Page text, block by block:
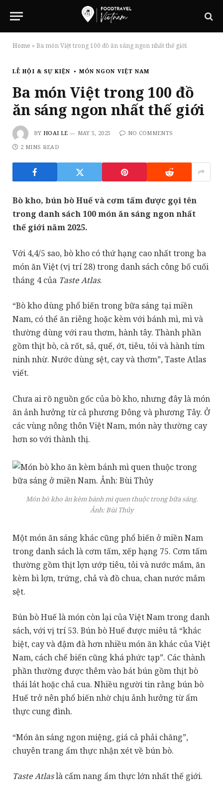
Home » Ba món Việt trong 100 đồ ăn sáng ngon nhất thế giới
LỄ HỘI & SỰ KIỆN MÓN NGON VIỆT NAM
Ba món Việt trong 100 đồ
ăn sáng ngon nhất thế giới
BY HOAI LE MAY 5, 2025
NO COMMENTS
2 MINS READ
Bò kho, bún bò Huế và cơm tấm được gọi tên
trong danh sách 100 món ăn sáng ngon nhất
thế giới năm 2025.
Với 4,4/5 sao, bò kho có thứ hạng cao nhất trong ba
món ăn Việt (vị trí 28) trong danh sách công bố cuối
tháng 4 của Taste Atlas.
“Bò kho dùng phổ biến trong bữa sáng tại miền
Nam, có thể ăn riêng hoặc kèm với bánh mì, mì và
thường dùng với rau thơm, hành tây. Thành phần
gồm thịt bò, cà rốt, sả, quế, ớt, tiêu, tỏi và hành tím
ninh nhừ. Nước dùng sệt, cay và thơm”, Taste Atlas
viết.
Chưa ai rõ nguồn gốc của bò kho, nhưng đây là món
ăn ảnh hưởng từ cả phương Đông và phương Tây. Ở
các vùng nông thôn Việt Nam, món này thường cay
hơn so với thành thị.
Món bò kho ăn kèm bánh mì quen thuộc trong bữa sáng.
Ảnh:Bùi Thủy
Một món ăn sáng khác cũng phổ biến ở miền Nam
trong danh sách là cơm tấm, xếp hạng 75. Cơm tấm
thường gồm thịt lợn ướp tiêu, tỏi và nước mắm, ăn
kèm bì lợn, trứng, chả và đồ chua, chan nước mắm
sệt.
Bún bò Huế là món còn lại của Việt Nam trong danh
sách, với vị trí 53. Bún bò Huế được miêu tả “khác
biệt, cay và đậm đà hơn nhiều món ăn khác của Việt
Nam, cách chế biến cũng khá phức tạp”. Các thành
phần thường được thêm vào bát bún gồm thịt bò
thái lát hoặc chả cua. Nhiều người tin rằng bún bò
Huế trở nên phổ biến nhờ chịu ảnh hưởng từ ẩm
thực cung đình.
“Món ăn sáng ngon miệng, giá cả phải chăng”,
chuyên trang ẩm thực nhận xét về bún bò.
Taste Atlaslà cẩm nang ẩm thực lớn nhất thế giới.